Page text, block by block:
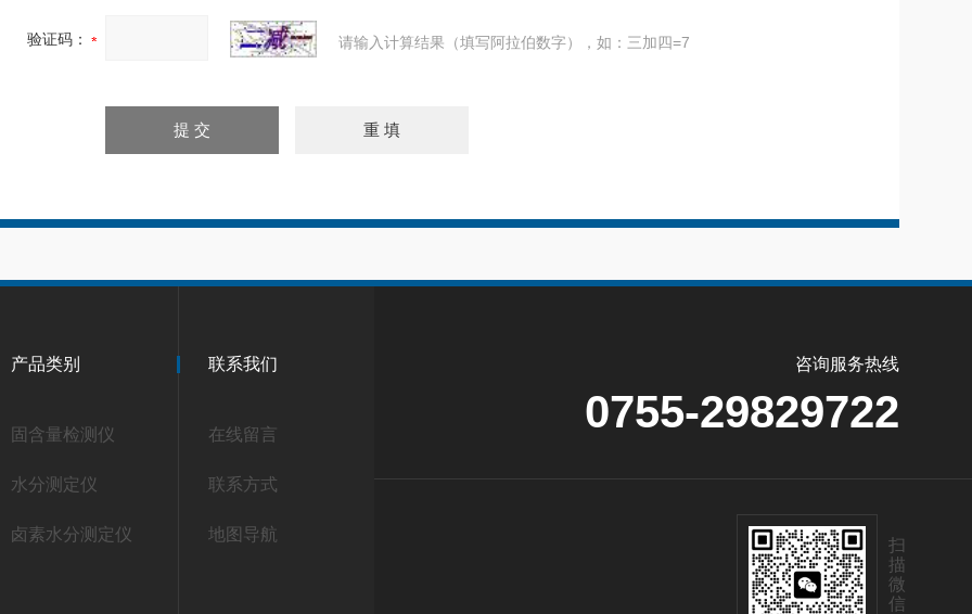
验证码： 请输入计算结果（填写阿拉伯数字），如：三加四=7
产品类别
固含量检测仪
水分测定仪
卤素水分测定仪
联系我们
在线留言
联系方式
地图导航
咨询服务热线
0755-29829722
扫
描
微
信